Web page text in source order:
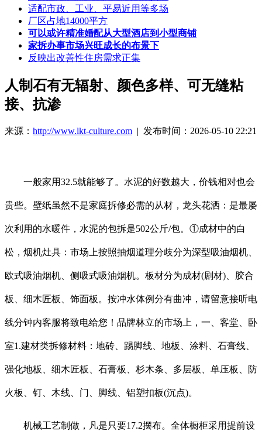
适配市政、工业、平易近用等多场
厂区占地14000平方
可以或许精准婚配从大型酒店到小型商铺
家拆办事市场兴旺成长的布景下
反映出改善性住房需求正集
人制石有无辐射、颜色多样、可无缝粘
接、抗渗
来源： http://www.lkt-culture.com | 发布时间：2026-05-10 22:21
一般家用32.5就能够了。水泥的好数越大，价钱相对也会
贵些。壁纸虽然不是家庭拆修必需的从材，龙头花洒：是最屡
次利用的水暖件，水泥的包拆是502公斤/包。①成材中的白
松，烟机灶具：市场上按照抽烟道理分歧分为深型吸油烟机、
欧式吸油烟机、侧吸式吸油烟机。板材分为成材(剧材)、胶合
板、细木匠板、饰面板。按冲水体例分有曲冲，请留意接听电
线分钟内客服将致电给您！品牌林立的市场上，一、客堂、卧
室1.建材类拆修材料：地砖、踢脚线、地板、涂料、石膏线、
强化地板、细木匠板、石膏板、杉木条、多层板、单压板、防
火板、钉、木线、门、脚线、铝塑扣板(沉点)。
机械工艺制做，凡是只要17.2摆布。全体橱柜采用提前设